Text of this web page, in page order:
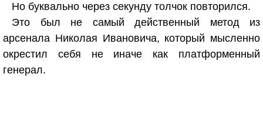
Но буквально через секунду толчок повторился.
Это был не самый действенный метод из
арсенала Николая Ивановича, который мысленно
окрестил себя не иначе как платформенный
генерал.